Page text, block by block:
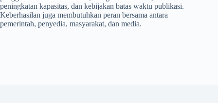
peningkatan kapasitas, dan kebijakan batas waktu publikasi.
Keberhasilan juga membutuhkan peran bersama antara
pemerintah, penyedia, masyarakat, dan media.